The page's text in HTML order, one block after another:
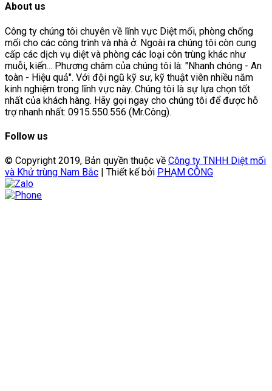
About us
Công ty chúng tôi chuyên về lĩnh vực Diệt mối, phòng chống
mối cho các công trình và nhà ở. Ngoài ra chúng tôi còn cung
cấp các dịch vụ diệt và phòng các loại côn trùng khác như
muỗi, kiến... Phương châm của chúng tôi là: "Nhanh chóng - An
toàn - Hiệu quả". Với đội ngũ kỹ sư, kỹ thuật viên nhiều năm
kinh nghiệm trong lĩnh vực này. Chúng tôi là sự lựa chọn tốt
nhất của khách hàng. Hãy gọi ngay cho chúng tôi để được hỗ
trợ nhanh nhất: 0915.550.556 (Mr.Công).
Follow us
© Copyright 2019, Bản quyền thuộc về Công ty TNHH Diệt mối
và Khử trùng Nam Bắc | Thiết kế bởi PHẠM CÔNG